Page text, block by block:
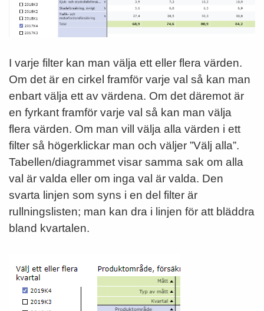
I varje filter kan man välja ett eller flera värden.
Om det är en cirkel framför varje val så kan man
enbart välja ett av värdena. Om det däremot är
en fyrkant framför varje val så kan man välja
flera värden. Om man vill välja alla värden i ett
filter så högerklickar man och väljer ”Välj alla”.
Tabellen/diagrammet visar samma sak om alla
val är valda eller om inga val är valda. Den
svarta linjen som syns i en del filter är
rullningslisten; man kan dra i linjen för att bläddra
bland kvartalen.